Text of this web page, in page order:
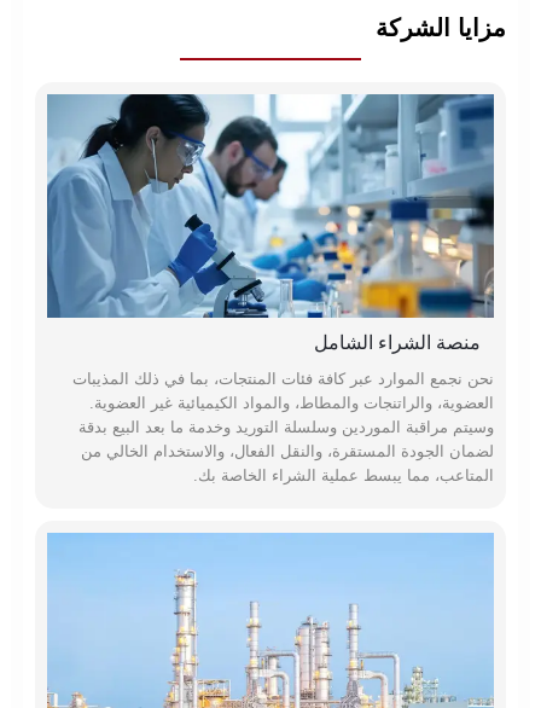
مزايا الشركة
منصة الشراء الشامل
نحن نجمع الموارد عبر كافة فئات المنتجات، بما في ذلك المذيبات
العضوية، والراتنجات والمطاط، والمواد الكيميائية غير العضوية.
وسيتم مراقبة الموردين وسلسلة التوريد وخدمة ما بعد البيع بدقة
لضمان الجودة المستقرة، والنقل الفعال، والاستخدام الخالي من
المتاعب، مما يبسط عملية الشراء الخاصة بك.